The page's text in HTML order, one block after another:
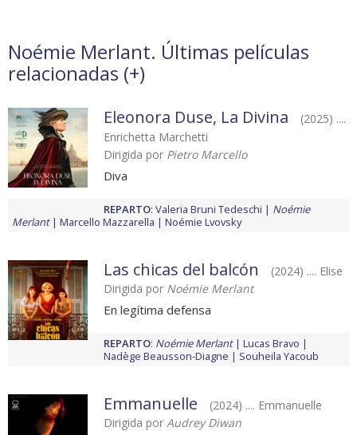
Noémie Merlant. Últimas películas
relacionadas (+)
Eleonora Duse, La Divina
(2025) ....
Enrichetta Marchetti
Dirigida por Pietro Marcello
Diva
REPARTO: Valeria Bruni Tedeschi
Noémie
Merlant
Marcello Mazzarella Noémie Lvovsky
Las chicas del balcón
(2024) .... Elise
Dirigida por Noémie Merlant
En legítima defensa
REPARTO: Noémie Merlant
Lucas Bravo
Nadège Beausson-Diagne
Souheila Yacoub
Emmanuelle
(2024) .... Emmanuelle
Dirigida por Audrey Diwan